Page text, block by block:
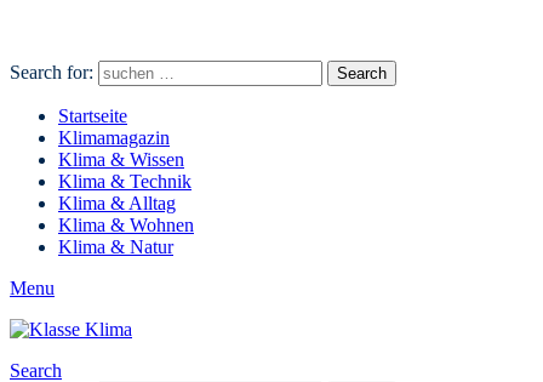
Search for: Search
Startseite
Klimamagazin
Klima & Wissen
Klima & Technik
Klima & Alltag
Klima & Wohnen
Klima & Natur
Menu
Search